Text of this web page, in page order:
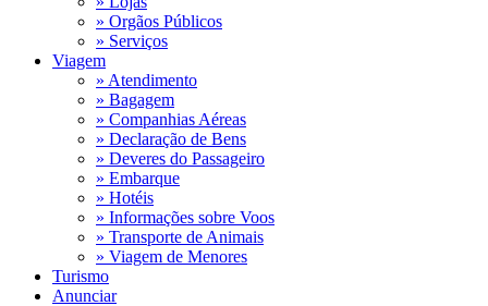
» Orgãos Públicos
» Serviços
Viagem
» Atendimento
» Bagagem
» Companhias Aéreas
» Declaração de Bens
» Deveres do Passageiro
» Embarque
» Hotéis
» Informações sobre Voos
» Transporte de Animais
» Viagem de Menores
Turismo
Anunciar